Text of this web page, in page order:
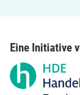
Eine Initiative